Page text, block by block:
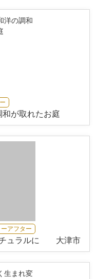
が取れたお庭
ーアフター
チュラルに 大津市